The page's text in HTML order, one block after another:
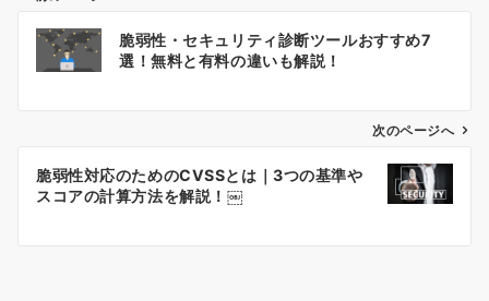
b
o
o
k
er a
投
稿
ゲ
シ
脆弱性・セキュリティ診断ツールおすすめ7
選！無料と有料の違いも解説！
次のページへ
脆弱性対応のためのCVSSとは｜3つの基準や
スコアの計算方法を解説！￼